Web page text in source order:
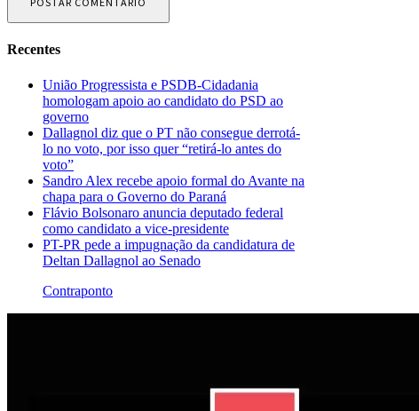
Recentes
União Progressista e PSDB-Cidadania
homologam apoio ao candidato do PSD ao
governo
Dallagnol diz que o PT não consegue derrotá-
lo no voto, por isso quer “retirá-lo antes do
voto”
Sandro Alex recebe apoio formal do Avante na
chapa para o Governo do Paraná
Flávio Bolsonaro anuncia deputado federal
como candidato a vice-presidente
PT-PR pede a impugnação da candidatura de
Deltan Dallagnol ao Senado
Contraponto